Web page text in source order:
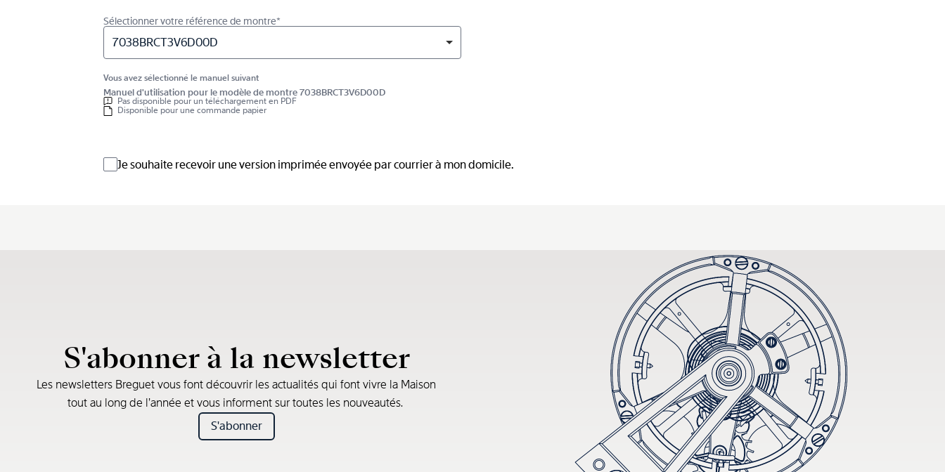
Sélectionner votre référence de montre*
7038BRCT3V6D00D
Vous avez sélectionné le manuel suivant
Manuel d'utilisation pour le modèle de montre 7038BRCT3V6D00D
Pas disponible pour un téléchargement en PDF
Disponible pour une commande papier
Je souhaite recevoir une version imprimée envoyée par courrier à mon domicile.
S'abonner à la newsletter
Les newsletters Breguet vous font découvrir les actualités qui font vivre la Maison
tout au long de l’année et vous informent sur toutes les nouveautés.
S'abonner